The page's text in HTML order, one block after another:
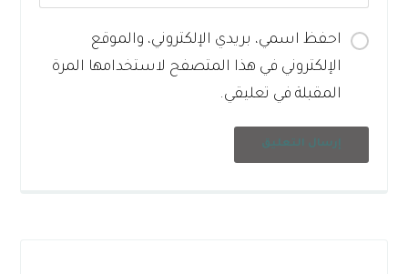
احفظ اسمي، بريدي الإلكتروني، والموقع
الإلكتروني في هذا المتصفح لاستخدامها المرة
المقبلة في تعليقي.
إرسال التعليق